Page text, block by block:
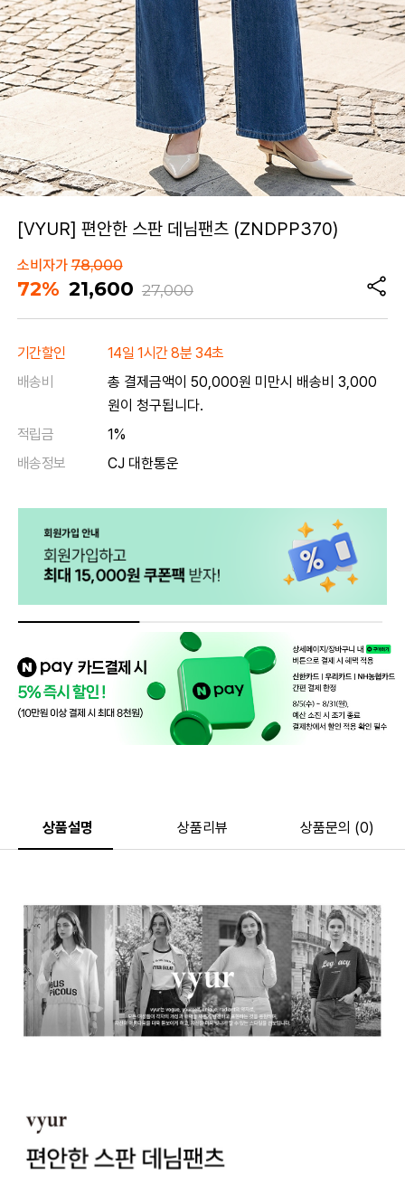
[VYUR] 편안한 스판 데님팬츠 (ZNDPP370)
소비자가78,000
72% 21,600 27,000
기간할인
14일 1시간 8분 34초
배송비
총 결제금액이 50,000원 미만시 배송비 3,000
원이 청구됩니다.
적립금
1%
배송정보
CJ 대한통운
상품설명 상품리뷰 상품문의 (0)